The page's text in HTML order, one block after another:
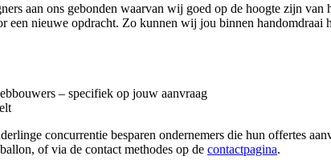
aan ons gebonden waarvan wij goed op de hoogte zijn van
nieuwe opdracht. Zo kunnen wij jou binnen handomdraai
– specifiek op jouw aanvraag
concurrentie besparen ondernemers die hun offertes
of via de contact methodes op de contactpagina.